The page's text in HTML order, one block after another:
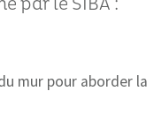
mur pour aborder la